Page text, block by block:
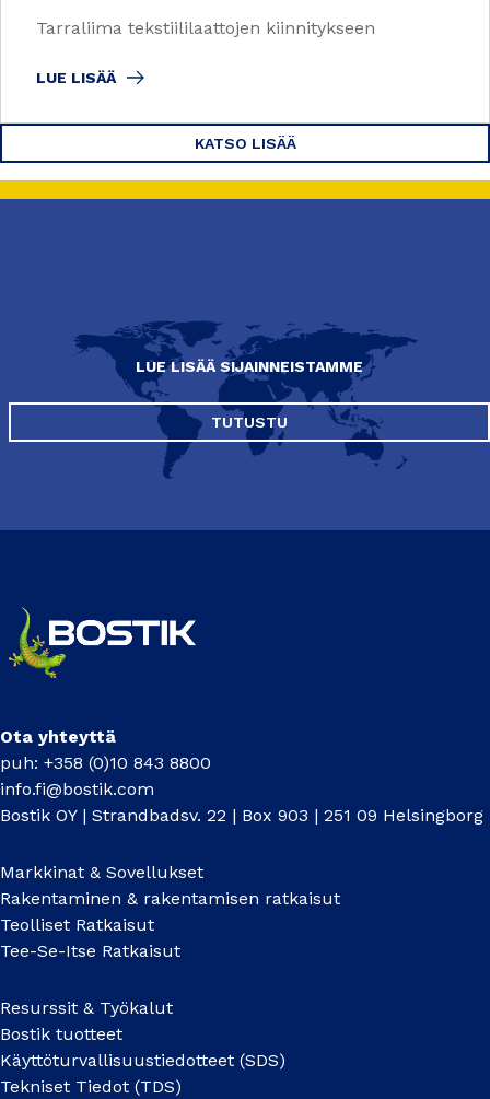
Tarraliima tekstiililaattojen kiinnitykseen
LUE LISÄÄ
KATSO LISÄÄ
LUE LISÄÄ SIJAINNEISTAMME
TUTUSTU
Ota yhteyttä
puh: +358 (0)10 843 8800
info.fi@bostik.com
Bostik OY | Strandbadsv. 22 | Box 903 | 251 09 Helsingborg
Markkinat & Sovellukset
Rakentaminen & rakentamisen ratkaisut
Teolliset Ratkaisut
Tee-Se-Itse Ratkaisut
Resurssit & Työkalut
Bostik tuotteet
Käyttöturvallisuustiedotteet (SDS)
Tekniset Tiedot (TDS)